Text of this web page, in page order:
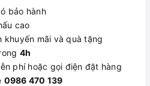
bảo hành
cao
khuyến mãi và quà tặng
4h
phí hoặc gọi điện đặt hàng
0986 470 139